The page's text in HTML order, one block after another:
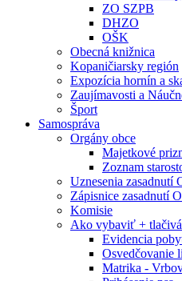
ZO SZPB
DHZO
OŠK
Obecná knižnica
Kopaničiarsky región
Expozícia hornín a
Zaujímavosti a
Šport
Samospráva
Orgány obce
Majetkové
Zoznam
Uznesenia zasadnutí
Zápisnice zasadnutí
Komisie
Ako vybaviť + tlačivá
Evidencia
Osvedčovanie
Matrika -